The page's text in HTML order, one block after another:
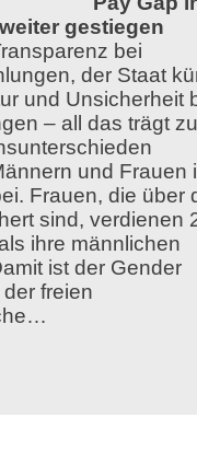
gestiegen
bei
der Staat
und Unsicherheit
– all das trägt zu
und Frauen
Frauen, die über
sind, verdienen
ihre männlichen
ist der Gender
freien